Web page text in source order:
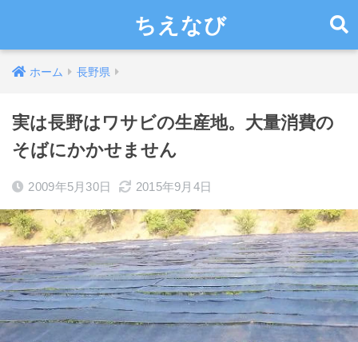
ちえなび
ホーム 長野県
実は長野はワサビの生産地。大量消費の
そばにかかせません
2009年5月30日 2015年9月4日